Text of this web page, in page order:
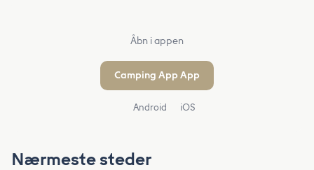
Åbn i appen
Camping App App
Android iOS
Nærmeste steder